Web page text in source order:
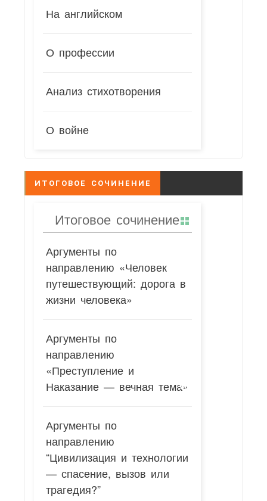
На английском
О профессии
Анализ стихотворения
О войне
ИТОГОВОЕ СОЧИНЕНИЕ
Итоговое сочинение
Аргументы по
направлению «Человек
путешествующий: дорога в
жизни человека»
Аргументы по
направлению
«Преступление и
Наказание — вечная тема»
Аргументы по
направлению
“Цивилизация и технологии
— спасение, вызов или
трагедия?”